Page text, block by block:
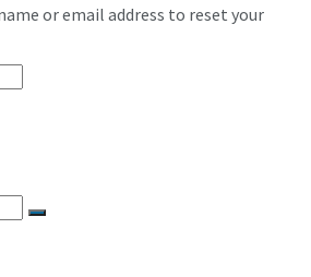
or email address to reset your